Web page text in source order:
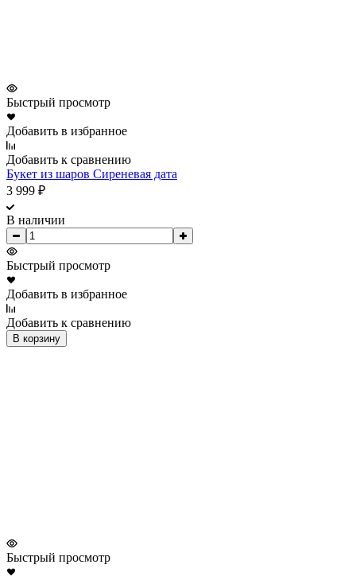
Быстрый просмотр
Добавить в избранное
Добавить к сравнению
Букет из шаров Сиреневая дата
3 999 ₽
В наличии
Быстрый просмотр
Добавить в избранное
Добавить к сравнению
В корзину
Быстрый просмотр